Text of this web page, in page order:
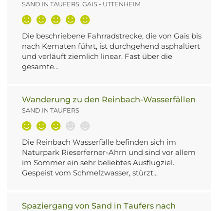
SAND IN TAUFERS, GAIS - UTTENHEIM
Die beschriebene Fahrradstrecke, die von Gais bis
nach Kematen führt, ist durchgehend asphaltiert
und verläuft ziemlich linear. Fast über die
gesamte...
Wanderung zu den Reinbach-Wasserfällen
SAND IN TAUFERS
Die Reinbach Wasserfälle befinden sich im
Naturpark Rieserferner-Ahrn und sind vor allem
im Sommer ein sehr beliebtes Ausflugziel.
Gespeist vom Schmelzwasser, stürzt...
Spaziergang von Sand in Taufers nach